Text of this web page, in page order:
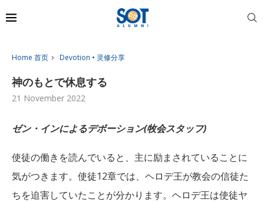
Home 首页 Devotion • 灵修分享
神のもとで休息する
21 November 2022
ゼン・インによるデボーション(牧会スタッフ)
使徒の働きを読んでいると、主に励まされていることに
気がつきます。使徒12章では、ヘロデ王が教会の信徒た
ちを迫害していたことが分かります。ヘロデ王は使徒ヤ